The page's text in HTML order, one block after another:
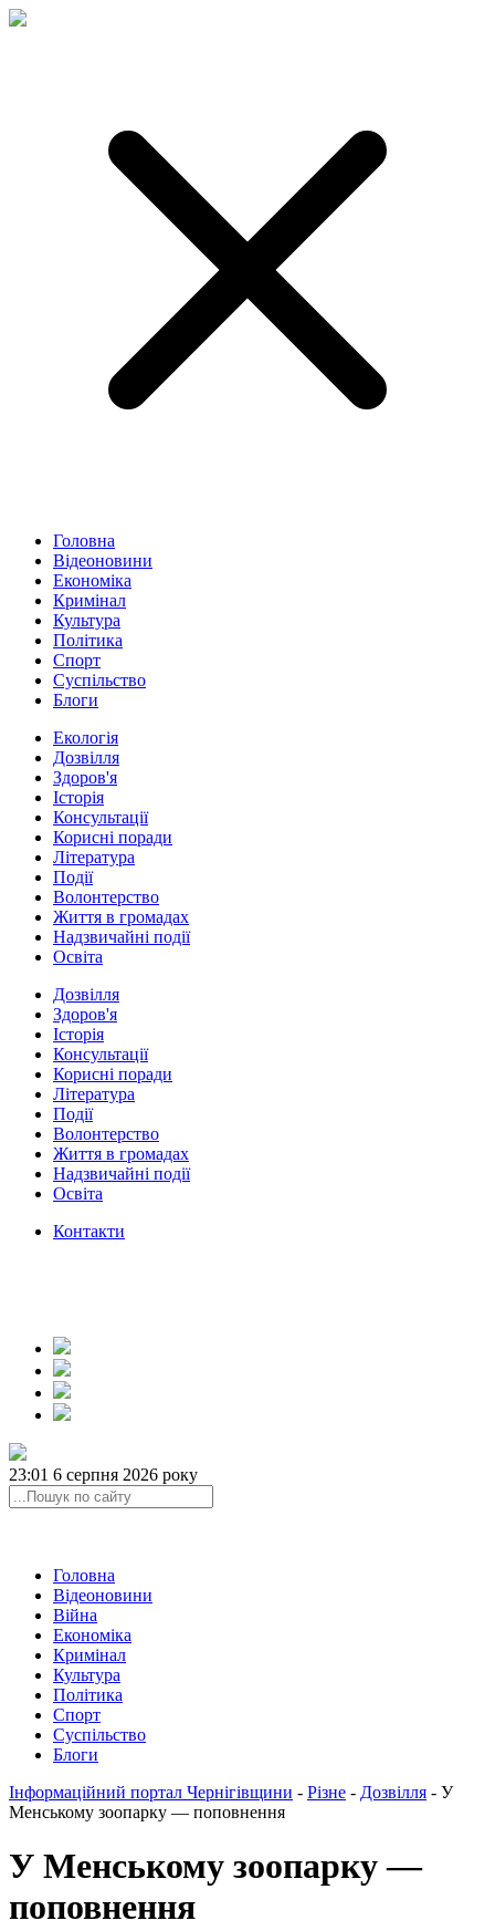
Головна
Відеоновини
Економіка
Кримінал
Культура
Політика
Спорт
Суспільство
Блоги
Екологія
Дозвілля
Здоров'я
Історія
Консультації
Корисні поради
Література
Події
Волонтерство
Життя в громадах
Надзвичайні події
Освіта
Дозвілля
Здоров'я
Історія
Консультації
Корисні поради
Література
Події
Волонтерство
Життя в громадах
Надзвичайні події
Освіта
Контакти
23:01 6 серпня 2026 року
Головна
Відеоновини
Війна
Економіка
Кримінал
Культура
Політика
Спорт
Суспільство
Блоги
Інформаційний портал Чернігівщини - Різне - Дозвілля - У
Менському зоопарку — поповнення
У Менському зоопарку —
поповнення